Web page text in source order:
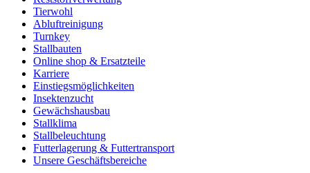
Tierwohl
Abluftreinigung
Turnkey
Stallbauten
Online shop & Ersatzteile
Karriere
Einstiegsmöglichkeiten
Insektenzucht
Gewächshausbau
Stallklima
Stallbeleuchtung
Futterlagerung & Futtertransport
Unsere Geschäftsbereiche